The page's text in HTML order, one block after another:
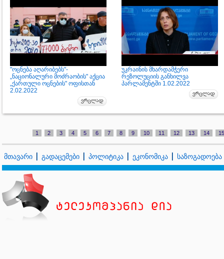
"ოცნება აღარიბებს"-
„ნაციონალური მოძრაობის" აქცია
„ქართული ოცნების" ოფისთან
2.02.2022
უკრაინის მხარდამჭერი
რეზოლუციის განხილვა
პარლამენტში 1.02.2022
1 2 3 4 5 6 7 8 9 10 11 12 13 14 15
მთავარი გადაცემები პოლიტიკა ეკონომიკა საზოგადოება